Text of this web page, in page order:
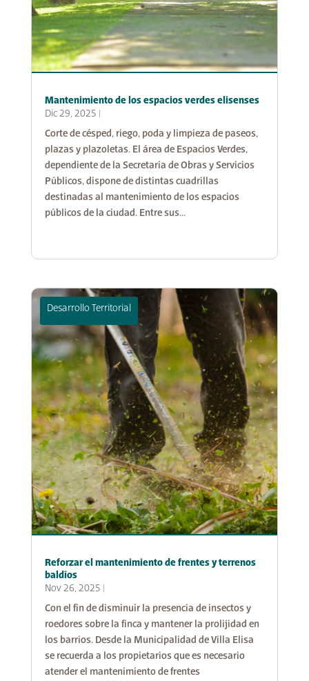
Mantenimiento de los espacios verdes elisenses
Dic 29, 2025
Corte de césped, riego, poda y limpieza de paseos,
plazas y plazoletas. El área de Espacios Verdes,
dependiente de la Secretaría de Obras y Servicios
Públicos, dispone de distintas cuadrillas
destinadas al mantenimiento de los espacios
públicos de la ciudad. Entre sus...
Reforzar el mantenimiento de frentes y terrenos
baldíos
Nov 26, 2025 |
Desarrollo Territorial
Con el fin de disminuir la presencia de insectos y
roedores sobre la finca y mantener la prolijidad en
los barrios. Desde la Municipalidad de Villa Elisa
se recuerda a los propietarios que es necesario
atender el mantenimiento de frentes